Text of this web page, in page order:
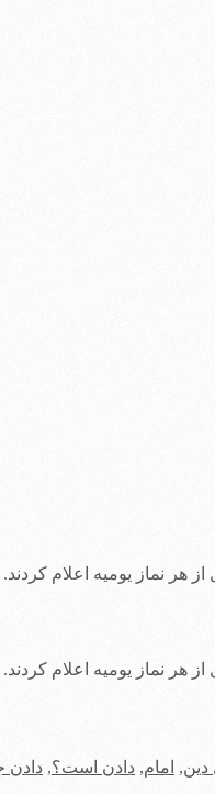
هر نماز یومیه اعلام کردند.
هر نماز یومیه اعلام کردند.
دین, امام, دادن است؟, دادن